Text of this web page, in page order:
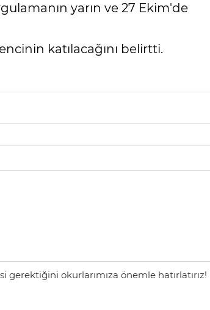
yarın ve 27 Ekim'de
katılacağını belirtti.
okurlarımıza önemle hatırlatırız!